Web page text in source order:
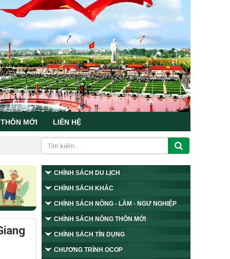
MỚI LIÊN HỆ
CHÍNH SÁCH DU LỊCH
CHÍNH SÁCH KHÁC
CHÍNH SÁCH NÔNG - LÂM - NGƯ NGHIỆP
CHÍNH SÁCH NÔNG THÔN MỚI
CHÍNH SÁCH TÍN DỤNG
CHƯƠNG TRÌNH OCOP